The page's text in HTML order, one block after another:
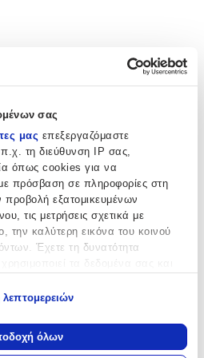
σας
μας επεξεργαζόμαστε
τη διεύθυνση IP σας,
όπως cookies για να
πρόσβαση σε πληροφορίες στη
εξατομικευμένων
τις μετρήσεις σχετικά με
την καλύτερη εικόνα του κοινού
Έχετε τη δυνατότητα
σχετικά με τη γεωγραφική
μπορεί να είναι ακριβείς σε
όλων